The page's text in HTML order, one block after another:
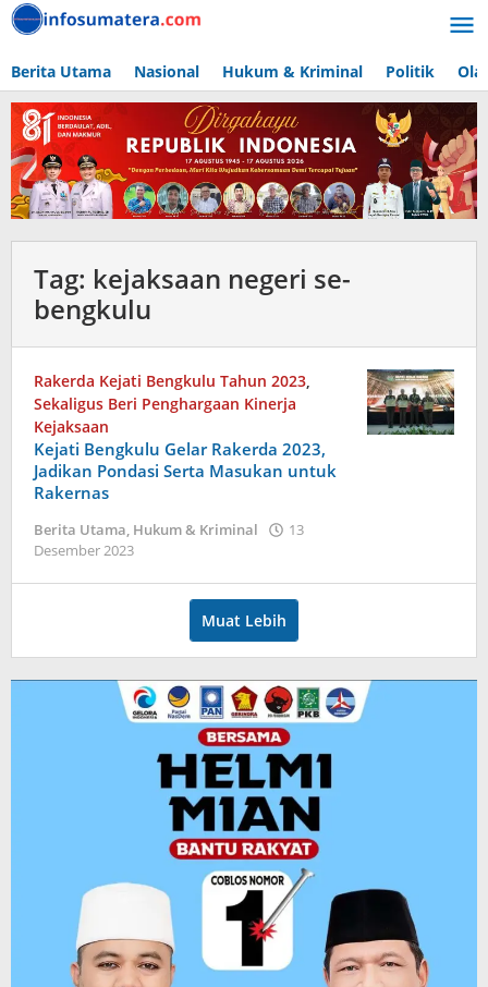
Lewati
ke
Berita Utama Nasional Hukum & Kriminal Politik
Tag: kejaksaan negeri se-
bengkulu
Rakerda Kejati Bengkulu Tahun 2023,
Sekaligus Beri Penghargaan Kinerja
Kejaksaan
Kejati Bengkulu Gelar Rakerda 2023,
Jadikan Pondasi Serta Masukan untuk
Rakernas
Berita Utama, Hukum & Kriminal
13
Desember 2023
Muat Lebih